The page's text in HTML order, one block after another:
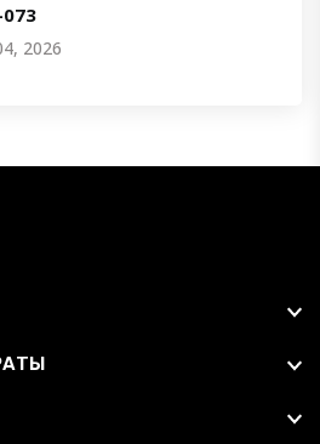
2026